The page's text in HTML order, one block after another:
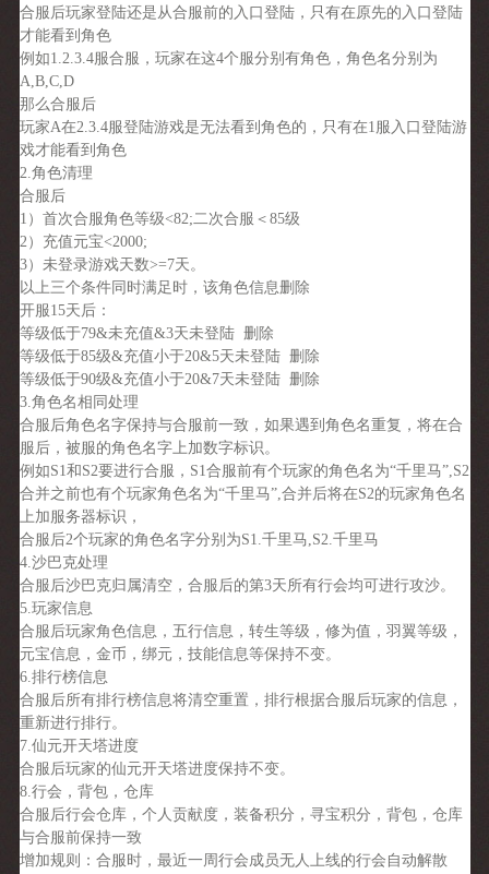
合服后玩家登陆还是从合服前的入口登陆，只有在原先的入口登陆
才能看到角色
例如1.2.3.4服合服，玩家在这4个服分别有角色，角色名分别为
A,B,C,D
那么合服后
玩家A在2.3.4服登陆游戏是无法看到角色的，只有在1服入口登陆游
戏才能看到角色
2.角色清理
合服后
1）首次合服角色等级<82;二次合服＜85级
2）充值元宝<2000;
3）未登录游戏天数>=7天。
以上三个条件同时满足时，该角色信息删除
开服15天后：
等级低于79&未充值&3天未登陆 删除
等级低于85级&充值小于20&5天未登陆 删除
等级低于90级&充值小于20&7天未登陆 删除
3.角色名相同处理
合服后角色名字保持与合服前一致，如果遇到角色名重复，将在合
服后，被服的角色名字上加数字标识。
例如S1和S2要进行合服，S1合服前有个玩家的角色名为“千里马”,S2
合并之前也有个玩家角色名为“千里马”,合并后将在S2的玩家角色名
上加服务器标识，
合服后2个玩家的角色名字分别为S1.千里马,S2.千里马
4.沙巴克处理
合服后沙巴克归属清空，合服后的第3天所有行会均可进行攻沙。
5.玩家信息
合服后玩家角色信息，五行信息，转生等级，修为值，羽翼等级，
元宝信息，金币，绑元，技能信息等保持不变。
6.排行榜信息
合服后所有排行榜信息将清空重置，排行根据合服后玩家的信息，
重新进行排行。
7.仙元开天塔进度
合服后玩家的仙元开天塔进度保持不变。
8.行会，背包，仓库
合服后行会仓库，个人贡献度，装备积分，寻宝积分，背包，仓库
与合服前保持一致
增加规则：合服时，最近一周行会成员无人上线的行会自动解散